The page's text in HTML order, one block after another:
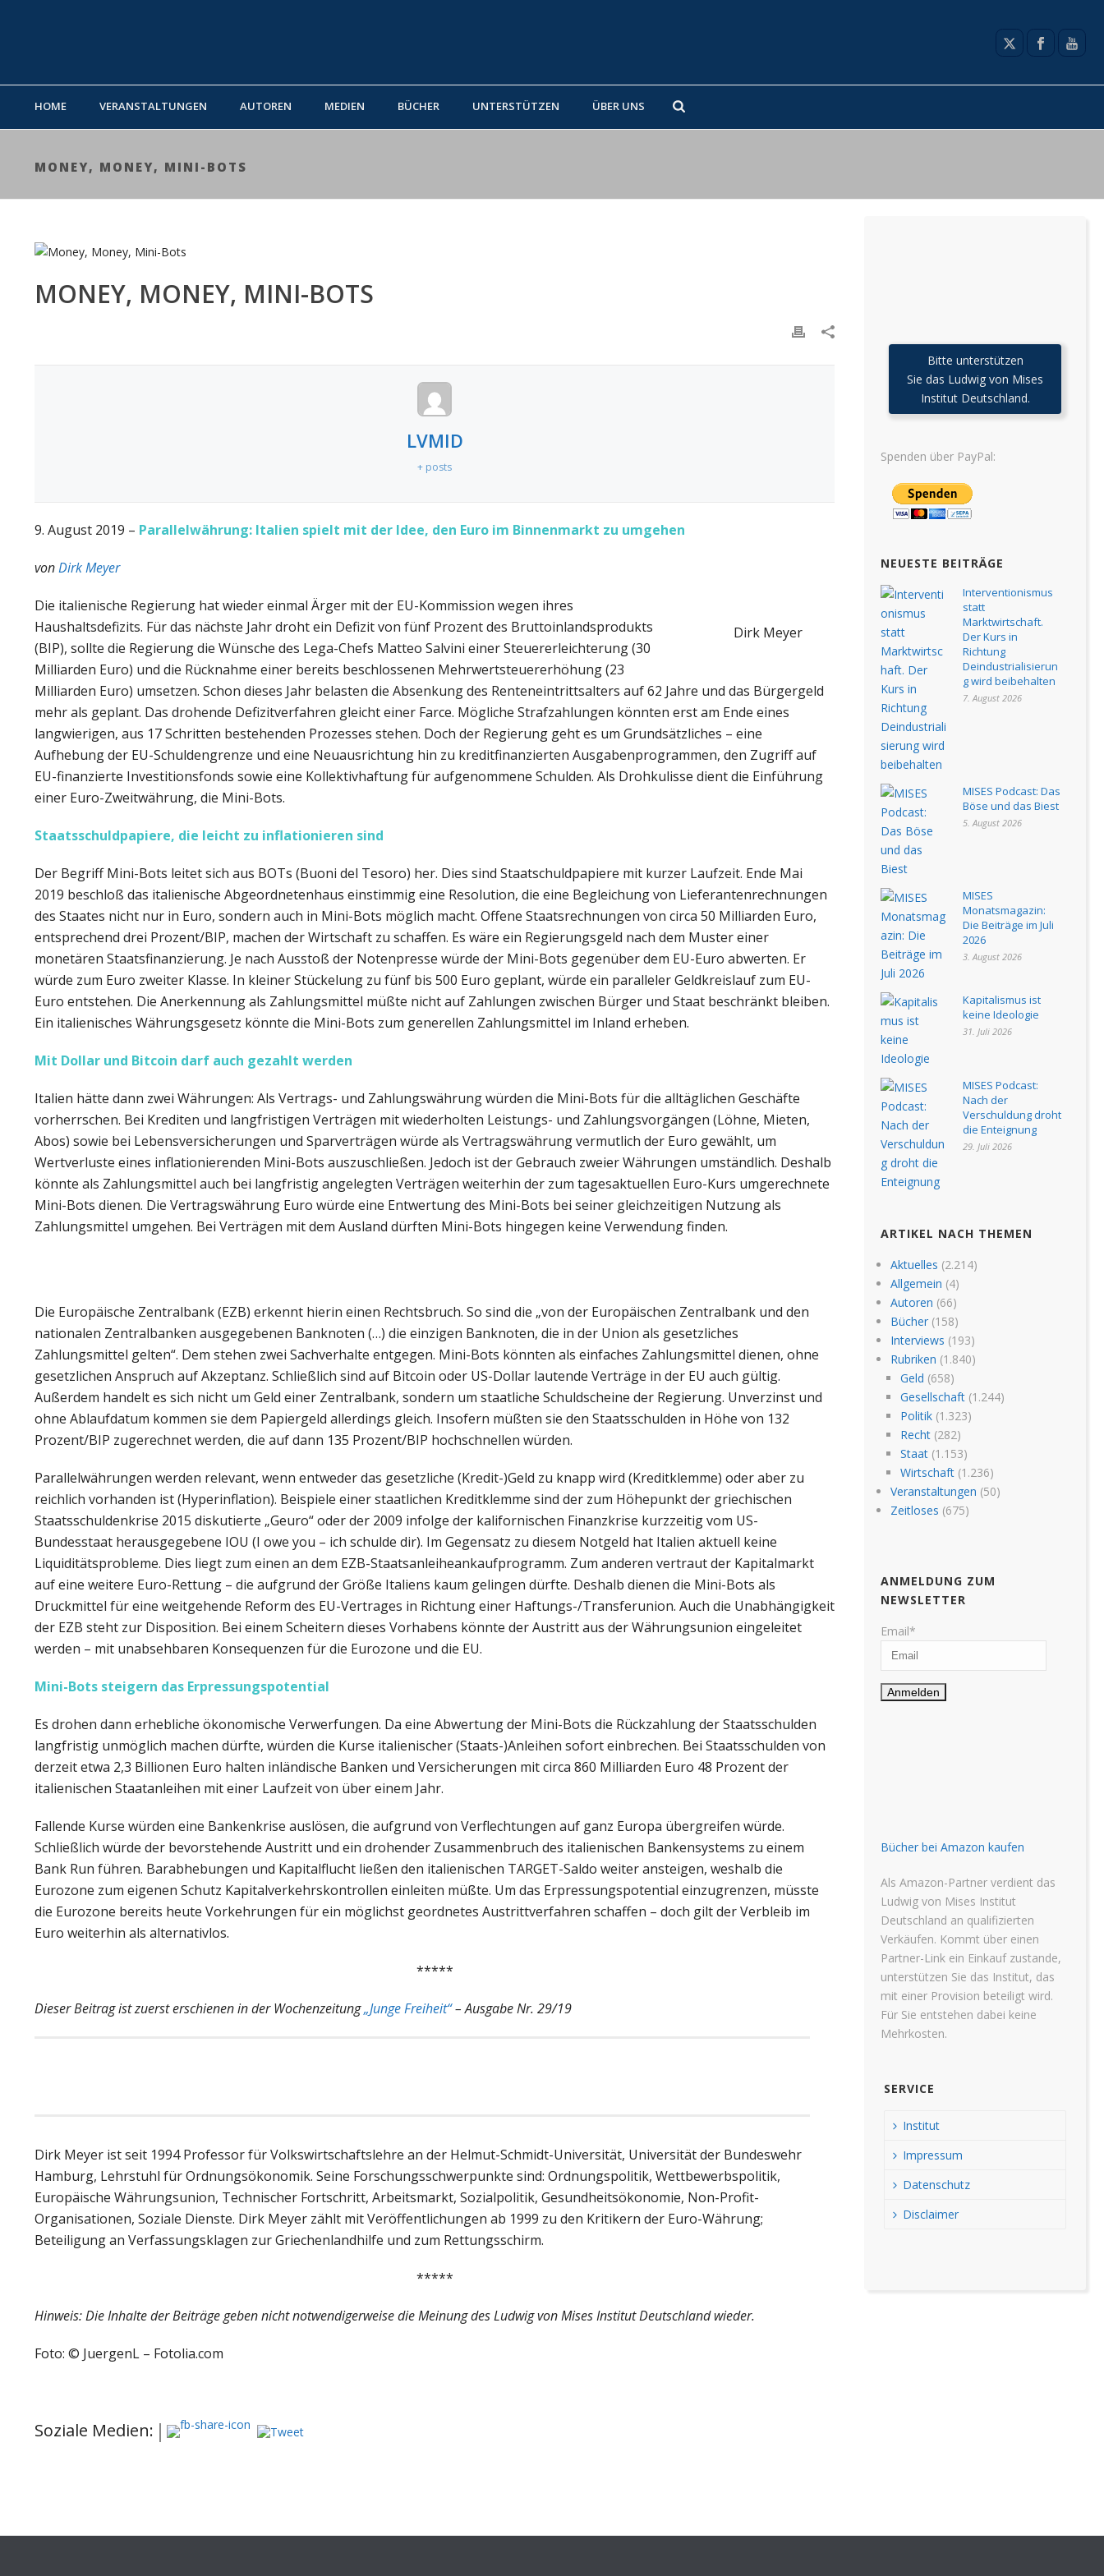
HOME VERANSTALTUNGEN AUTOREN MEDIEN BÜCHER UNTERSTÜTZEN ÜBER UNS
MONEY, MONEY, MINI-BOTS
MONEY, MONEY, MINI-BOTS
LVMID
+ posts
9. August 2019 – Parallelwährung: Italien spielt mit der Idee, den Euro im Binnenmarkt zu umgehen
vonDirk Meyer
Dirk Meyer
Die italienische Regierung hat wieder einmal Ärger mit der EU-Kommission wegen ihres
Haushaltsdefizits. Für das nächste Jahr droht ein Defizit von fünf Prozent des Bruttoinlandsprodukts
(BIP), sollte die Regierung die Wünsche des Lega-Chefs Matteo Salvini einer Steuererleichterung (30
Milliarden Euro) und die Rücknahme einer bereits beschlossenen Mehrwertsteuererhöhung (23
Milliarden Euro) umsetzen. Schon dieses Jahr belasten die Absenkung des Renteneintrittsalters auf 62 Jahre und das Bürgergeld
mehr als geplant. Das drohende Defizitverfahren gleicht einer Farce. Mögliche Strafzahlungen könnten erst am Ende eines
langwierigen, aus 17 Schritten bestehenden Prozesses stehen. Doch der Regierung geht es um Grundsätzliches – eine
Aufhebung der EU-Schuldengrenze und eine Neuausrichtung hin zu kreditfinanzierten Ausgabenprogrammen, den Zugriff auf
EU-finanzierte Investitionsfonds sowie eine Kollektivhaftung für aufgenommene Schulden. Als Drohkulisse dient die Einführung
einer Euro-Zweitwährung, die Mini-Bots.
Staatsschuldpapiere, die leicht zu inflationieren sind
Der Begriff Mini-Bots leitet sich aus BOTs (Buoni del Tesoro) her. Dies sind Staatschuldpapiere mit kurzer Laufzeit. Ende Mai
2019 beschloß das italienische Abgeordnetenhaus einstimmig eine Resolution, die eine Begleichung von Lieferantenrechnungen
des Staates nicht nur in Euro, sondern auch in Mini-Bots möglich macht. Offene Staatsrechnungen von circa 50 Milliarden Euro,
entsprechend drei Prozent/BIP, machen der Wirtschaft zu schaffen. Es wäre ein Regierungsgeld nach dem Muster einer
monetären Staatsfinanzierung. Je nach Ausstoß der Notenpresse würde der Mini-Bots gegenüber dem EU-Euro abwerten. Er
würde zum Euro zweiter Klasse. In kleiner Stückelung zu fünf bis 500 Euro geplant, würde ein paralleler Geldkreislauf zum EU-
Euro entstehen. Die Anerkennung als Zahlungsmittel müßte nicht auf Zahlungen zwischen Bürger und Staat beschränkt bleiben.
Ein italienisches Währungsgesetz könnte die Mini-Bots zum generellen Zahlungsmittel im Inland erheben.
Mit Dollar und Bitcoin darf auch gezahlt werden
Italien hätte dann zwei Währungen: Als Vertrags- und Zahlungswährung würden die Mini-Bots für die alltäglichen Geschäfte
vorherrschen. Bei Krediten und langfristigen Verträgen mit wiederholten Leistungs- und Zahlungsvorgängen (Löhne, Mieten,
Abos) sowie bei Lebensversicherungen und Sparverträgen würde als Vertragswährung vermutlich der Euro gewählt, um
Wertverluste eines inflationierenden Mini-Bots auszuschließen. Jedoch ist der Gebrauch zweier Währungen umständlich. Deshalb
könnte als Zahlungsmittel auch bei langfristig angelegten Verträgen weiterhin der zum tagesaktuellen Euro-Kurs umgerechnete
Mini-Bots dienen. Die Vertragswährung Euro würde eine Entwertung des Mini-Bots bei seiner gleichzeitigen Nutzung als
Zahlungsmittel umgehen. Bei Verträgen mit dem Ausland dürften Mini-Bots hingegen keine Verwendung finden.
Die Europäische Zentralbank (EZB) erkennt hierin einen Rechtsbruch. So sind die „von der Europäischen Zentralbank und den
nationalen Zentralbanken ausgegebenen Banknoten (…) die einzigen Banknoten, die in der Union als gesetzliches
Zahlungsmittel gelten“. Dem stehen zwei Sachverhalte entgegen. Mini-Bots könnten als einfaches Zahlungsmittel dienen, ohne
gesetzlichen Anspruch auf Akzeptanz. Schließlich sind auf Bitcoin oder US-Dollar lautende Verträge in der EU auch gültig.
Außerdem handelt es sich nicht um Geld einer Zentralbank, sondern um staatliche Schuldscheine der Regierung. Unverzinst und
ohne Ablaufdatum kommen sie dem Papiergeld allerdings gleich. Insofern müßten sie den Staatsschulden in Höhe von 132
Prozent/BIP zugerechnet werden, die auf dann 135 Prozent/BIP hochschnellen würden.
Parallelwährungen werden relevant, wenn entweder das gesetzliche (Kredit-)Geld zu knapp wird (Kreditklemme) oder aber zu
reichlich vorhanden ist (Hyperinflation). Beispiele einer staatlichen Kreditklemme sind der zum Höhepunkt der griechischen
Staatsschuldenkrise 2015 diskutierte „Geuro“ oder der 2009 infolge der kalifornischen Finanzkrise kurzzeitig vom US-
Bundesstaat herausgegebene IOU (I owe you – ich schulde dir). Im Gegensatz zu diesem Notgeld hat Italien aktuell keine
Liquiditätsprobleme. Dies liegt zum einen an dem EZB-Staatsanleiheankaufprogramm. Zum anderen vertraut der Kapitalmarkt
auf eine weitere Euro-Rettung – die aufgrund der Größe Italiens kaum gelingen dürfte. Deshalb dienen die Mini-Bots als
Druckmittel für eine weitgehende Reform des EU-Vertrages in Richtung einer Haftungs-/Transferunion. Auch die Unabhängigkeit
der EZB steht zur Disposition. Bei einem Scheitern dieses Vorhabens könnte der Austritt aus der Währungsunion eingeleitet
werden – mit unabsehbaren Konsequenzen für die Eurozone und die EU.
Mini-Bots steigern das Erpressungspotential
Es drohen dann erhebliche öko­nomische Verwerfungen. Da eine Abwertung der Mini-Bots die Rückzahlung der Staatsschulden
langfristig unmöglich machen dürfte, würden die Kurse italienischer (Staats-)Anleihen sofort einbrechen. Bei Staatsschulden von
derzeit etwa 2,3 Billionen Euro halten inländische Banken und Versicherungen mit circa 860 Milliarden Euro 48 Prozent der
italienischen Staatanleihen mit einer Laufzeit von über einem Jahr.
Fallende Kurse würden eine Bankenkrise auslösen, die aufgrund von Verflechtungen auf ganz Europa übergreifen würde.
Schließlich würde der bevorstehende Austritt und ein drohender Zusammenbruch des italienischen Bankensystems zu einem
Bank Run führen. Barabhebungen und Kapitalflucht ließen den italienischen TARGET-Saldo weiter ansteigen, weshalb die
Eurozone zum eigenen Schutz Kapitalverkehrskontrollen einleiten müßte. Um das Erpressungspotential einzugrenzen, müsste
die Eurozone bereits heute Vorkehrungen für ein möglichst geordnetes Austrittverfahren schaffen – doch gilt der Verbleib im
Euro weiterhin als alternativlos.
*****
Dieser Beitrag ist zuerst erschienen in der Wochenzeitung„Junge Freiheit“– Ausgabe Nr. 29/19
Dirk Meyer ist seit 1994 Professor für Volkswirtschaftslehre an der Helmut-Schmidt-Universität, Universität der Bundeswehr
Hamburg, Lehrstuhl für Ordnungsökonomik. Seine Forschungsschwerpunkte sind: Ordnungspolitik, Wettbewerbspolitik,
Europäische Währungsunion, Technischer Fortschritt, Arbeitsmarkt, Sozialpolitik, Gesundheitsökonomie, Non-Profit-
Organisationen, Soziale Dienste. Dirk Meyer zählt mit Veröffentlichungen ab 1999 zu den Kritikern der Euro-Währung;
Beteiligung an Verfassungsklagen zur Griechenlandhilfe und zum Rettungsschirm.
*****
Hinweis: Die Inhalte der Beiträge geben nicht notwendigerweise die Meinung des Ludwig von Mises Institut Deutschland wieder.
Foto: © JuergenL – Fotolia.com
Soziale Medien:
Bitte unterstützen
Sie das Ludwig von Mises
Institut Deutschland.
Spenden über PayPal:
NEUESTE BEITRÄGE
Interventionismus
statt
Marktwirtschaft.
Der Kurs in
Richtung
Deindustrialisierun
g wird beibehalten
7. August 2026
MISES Podcast: Das
Böse und das Biest
5. August 2026
MISES
Monatsmagazin:
Die Beiträge im Juli
2026
3. August 2026
Kapitalismus ist
keine Ideologie
31. Juli 2026
MISES Podcast:
Nach der
Verschuldung droht
die Enteignung
29. Juli 2026
ARTIKEL NACH THEMEN
Aktuelles (2.214)
Allgemein (4)
Autoren (66)
Bücher(158)
Interviews (193)
Rubriken (1.840)
Geld (658)
Gesellschaft(1.244)
Politik(1.323)
Recht(282)
Staat(1.153)
Wirtschaft(1.236)
Veranstaltungen (50)
Zeitloses (675)
ANMELDUNG ZUM
NEWSLETTER
Email*
Bücher bei Amazon kaufen
Als Amazon-Partner verdient das
Ludwig von Mises Institut
Deutschland an qualifizierten
Verkäufen. Kommt über einen
Partner-Link ein Einkauf zustande,
unterstützen Sie das Institut, das
mit einer Provision beteiligt wird.
Für Sie entstehen dabei keine
Mehrkosten.
SERVICE
Institut
Impressum
Datenschutz
Disclaimer